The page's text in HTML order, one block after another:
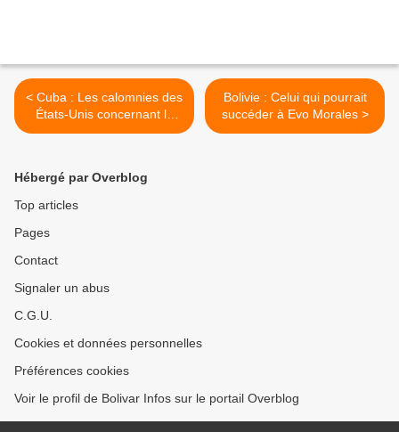
< Cuba : Les calomnies des
États-Unis concernant le
contre-révolutionnaire José
Bolivie : Celui qui pourrait
succéder à Evo Morales >
Hébergé par Overblog
Top articles
Pages
Contact
Signaler un abus
C.G.U.
Cookies et données personnelles
Préférences cookies
Voir le profil de Bolivar Infos sur le portail Overblog